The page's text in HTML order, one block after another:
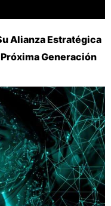
Alianza Estratégica
Generación